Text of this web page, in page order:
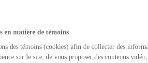
en matière de témoins
des témoins (cookies) afin de collecter des
sur le site, de vous proposer des contenus